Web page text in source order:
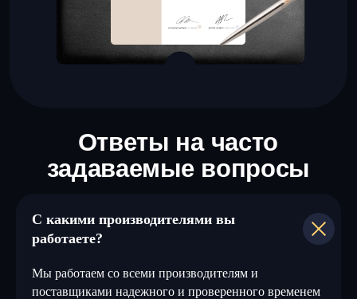
С какими производителями вы
работаете?
Мы работаем со всеми производителям и
поставщиками надежного и проверенного временем